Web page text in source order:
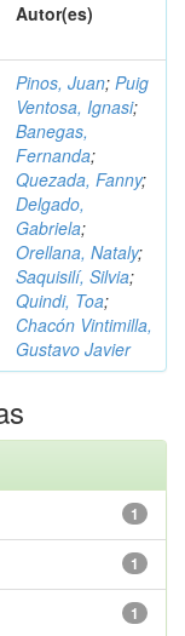
Autor(es)
Pinos, Juan; Puig
Ventosa, Ignasi;
Banegas,
Fernanda;
Quezada, Fanny;
Delgado,
Gabriela;
Orellana, Nataly;
Saquisilí, Silvia;
Quindi, Toa;
Chacón Vintimilla,
Gustavo Javier
1
1
1